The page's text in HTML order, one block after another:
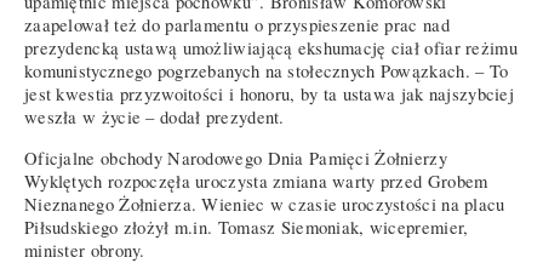
zaapelował też do parlamentu o przyspieszenie prac nad
prezydencką ustawą umożliwiającą ekshumację ciał ofiar reżimu
komunistycznego pogrzebanych na stołecznych Powązkach. – To
jest kwestia przyzwoitości i honoru, by ta ustawa jak najszybciej
weszła w życie – dodał prezydent.
Oficjalne obchody Narodowego Dnia Pamięci Żołnierzy
Wyklętych rozpoczęła uroczysta zmiana warty przed Grobem
Nieznanego Żołnierza. Wieniec w czasie uroczystości na placu
Piłsudskiego złożył m.in. Tomasz Siemoniak, wicepremier,
minister obrony.